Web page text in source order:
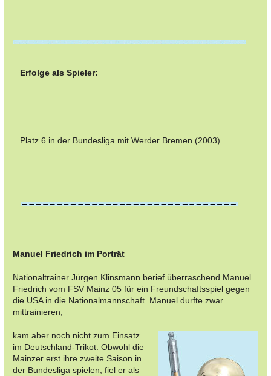
Erfolge als Spieler:
Platz 6 in der Bundesliga mit Werder Bremen (2003)
Manuel Friedrich im Porträt
Nationaltrainer Jürgen Klinsmann berief überraschend Manuel
Friedrich vom FSV Mainz 05 für ein Freundschaftsspiel gegen
die USA in die Nationalmannschaft. Manuel durfte zwar
mittrainieren,
kam aber noch nicht zum Einsatz
im Deutschland-Trikot. Obwohl die
Mainzer erst ihre zweite Saison in
der Bundesliga spielen, fiel er als